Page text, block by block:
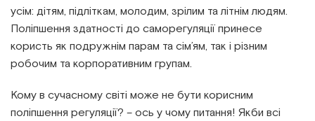
усім: дітям, підліткам, молодим, зрілим та літнім людям.
Поліпшення здатності до саморегуляції принесе
користь як подружнім парам та сім’ям, так і різним
робочим та корпоративним групам.
Кому в сучасному світі може не бути корисним
поліпшення регуляції? – ось у чому питання! Якби всі